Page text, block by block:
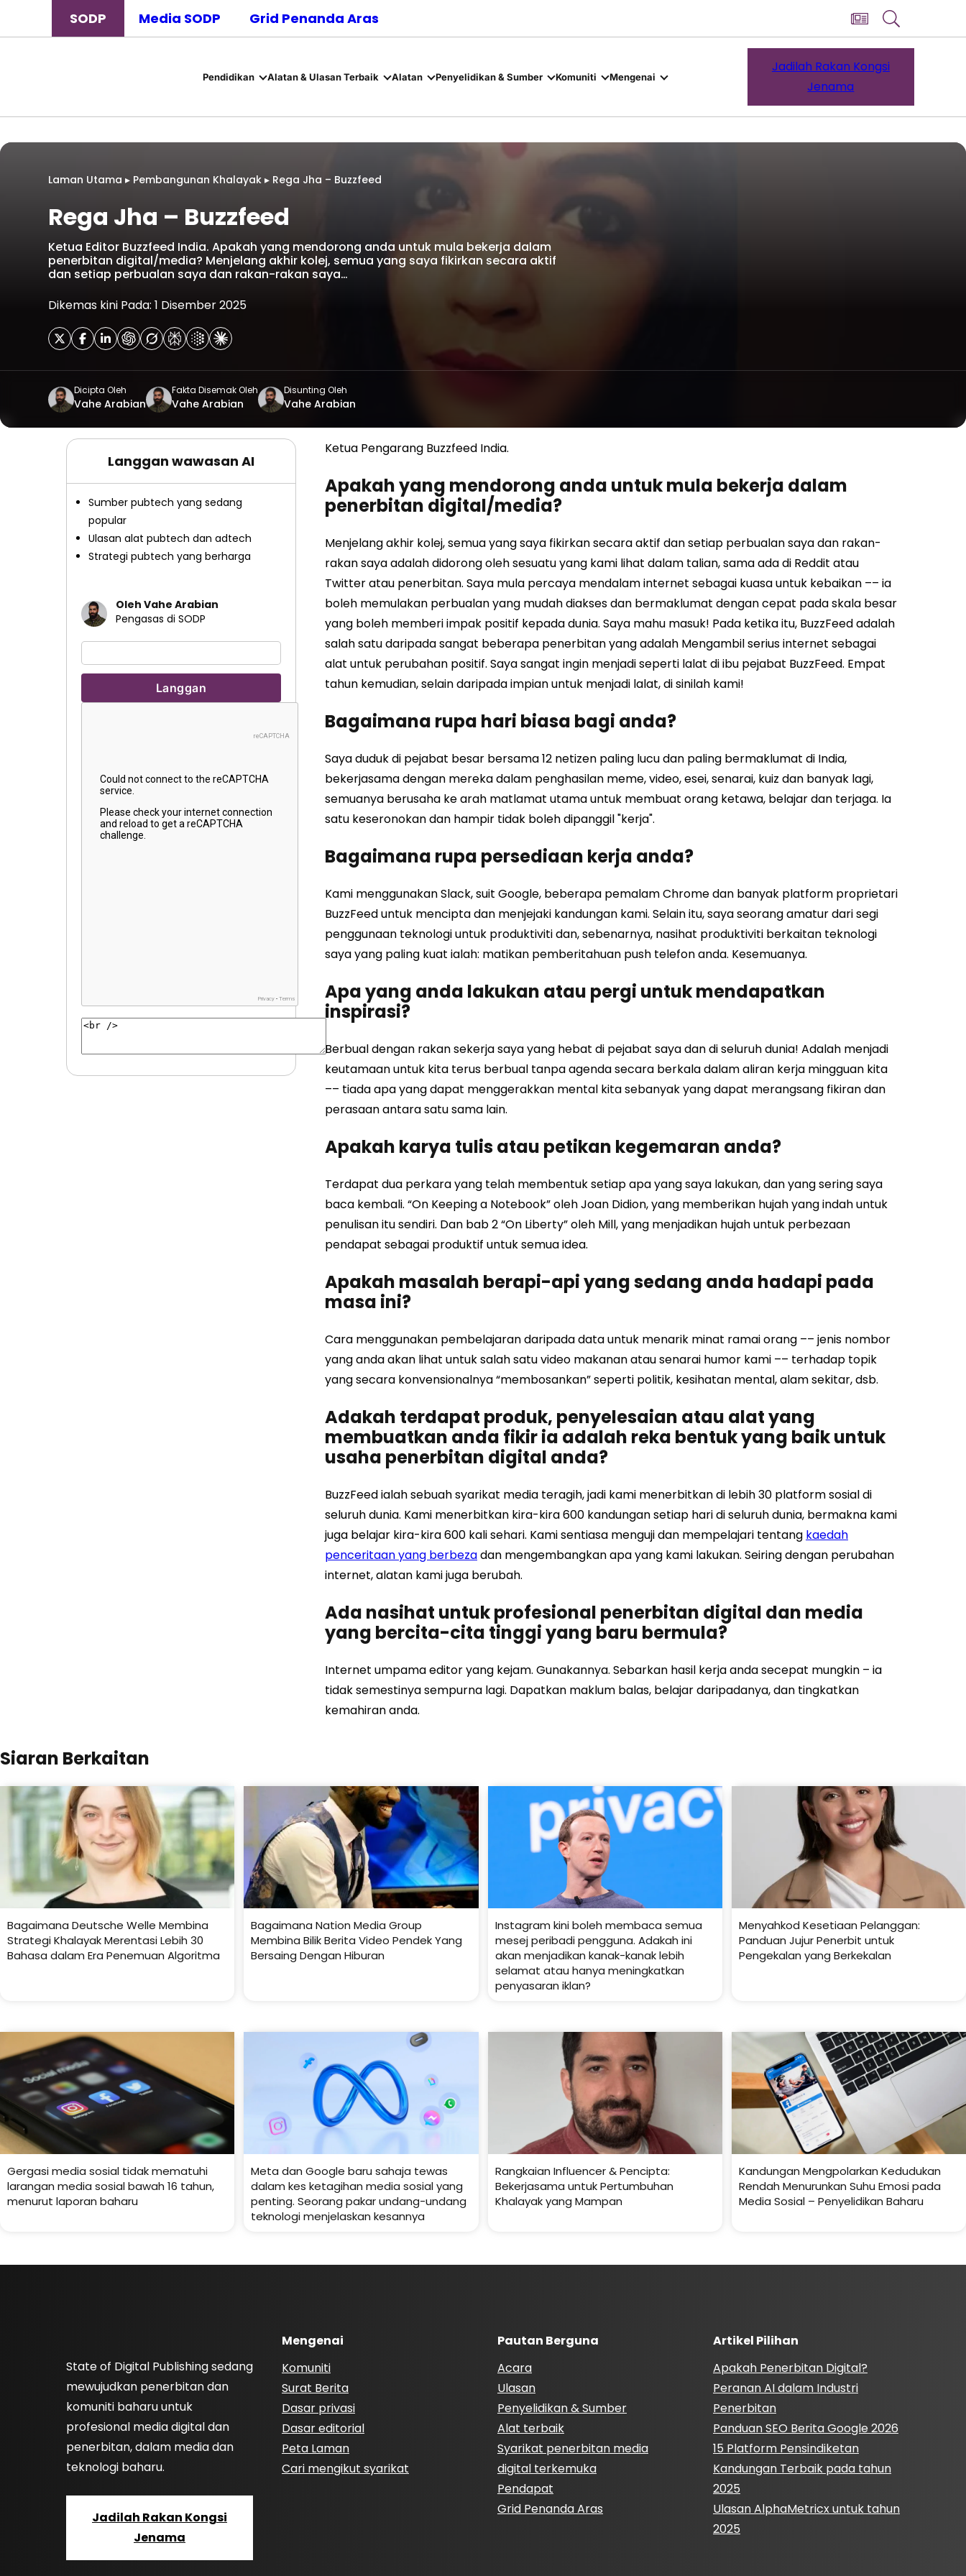
SODP Media SODP Grid Penanda Aras
Pendidikan Alatan & Ulasan Terbaik Alatan Penyelidikan & Sumber Komuniti Mengenai
Jadilah Rakan Kongsi
Jenama
Laman Utama ▸ Pembangunan Khalayak ▸ Rega Jha – Buzzfeed
Rega Jha – Buzzfeed
Ketua Editor Buzzfeed India. Apakah yang mendorong anda untuk mula bekerja dalam
penerbitan digital/media? Menjelang akhir kolej, semua yang saya fikirkan secara aktif
dan setiap perbualan saya dan rakan-rakan saya…
Dikemas kini Pada: 1 Disember 2025
Dicipta Oleh
Vahe Arabian
Fakta Disemak Oleh
Vahe Arabian
Disunting Oleh
Vahe Arabian
Langgan wawasan AI
Sumber pubtech yang sedang
popular
Ulasan alat pubtech dan adtech
Strategi pubtech yang berharga
Oleh Vahe Arabian
Pengasas di SODP
Ketua Pengarang Buzzfeed India.
Apakah yang mendorong anda untuk mula bekerja dalam
penerbitan digital/media?
Menjelang akhir kolej, semua yang saya fikirkan secara aktif dan setiap perbualan saya dan rakan-
rakan sayaadalahdidorong oleh sesuatu yang kami lihat dalam talian, sama ada di Reddit atau
Twitter atau penerbitan. Saya mula percaya mendalaminternet sebagai kuasa untuk kebaikan –– ia
boleh memulakan perbualan yang mudah diakses dan bermaklumat dengan cepat pada skala besar
yang boleh memberi impak positif kepada dunia. Saya mahu masuk! Pada ketika itu, BuzzFeed adalah
salah satu daripadasangat beberapa penerbitan yangadalah Mengambil serius internet sebagai
alat untuk perubahan positif. Saya sangat ingin menjadi seperti lalat di ibu pejabat BuzzFeed. Empat
tahun kemudian, selain daripada impian untuk menjadi lalat, di sinilah kami!
Bagaimana rupa hari biasa bagi anda?
Saya duduk di pejabat besar bersama 12 netizen paling lucu dan paling bermaklumat di India,
bekerjasama dengan mereka dalam penghasilan meme, video, esei, senarai, kuiz dan banyak lagi,
semuanya berusaha ke arah matlamat utama untuk membuat orang ketawa, belajar dan terjaga. Ia
satu keseronokan dan hampir tidak boleh dipanggil "kerja".
Bagaimana rupa persediaan kerja anda?
Kami menggunakan Slack, suit Google, beberapa pemalam Chrome dan banyak platform proprietari
BuzzFeed untuk mencipta dan menjejaki kandungan kami. Selain itu, saya seorang amatur dari segi
penggunaan teknologi untuk produktiviti dan, sebenarnya, nasihat produktiviti berkaitan teknologi
saya yang paling kuat ialah: matikan pemberitahuan push telefon anda. Kesemuanya.
Apa yang anda lakukan atau pergi untuk mendapatkan
inspirasi?
Berbual dengan rakan sekerja saya yang hebat di pejabat saya dan di seluruh dunia! Adalah menjadi
keutamaan untuk kita terus berbual tanpa agenda secara berkala dalam aliran kerja mingguan kita
–– tiada apa yang dapat menggerakkan mental kita sebanyak yang dapat merangsang fikiran dan
perasaan antara satu sama lain.
Apakah karya tulis atau petikan kegemaran anda?
Terdapat dua perkara yang telah membentuk setiap apa yang saya lakukan, dan yang sering saya
baca kembali. “On Keeping a Notebook” oleh Joan Didion, yang memberikan hujah yang indah untuk
penulisan itu sendiri. Dan bab 2 “On Liberty” oleh Mill, yang menjadikan hujah untuk perbezaan
pendapat sebagai produktif untuk semua idea.
Apakah masalah berapi-api yang sedang anda hadapi pada
masa ini?
Cara menggunakan pembelajaran daripada data untuk menarik minat ramai orang –– jenis nombor
yang anda akan lihat untuk salah satu video makanan atau senarai humor kami –– terhadap topik
yang secara konvensionalnya “membosankan” seperti politik, kesihatan mental, alam sekitar, dsb.
Adakah terdapat produk, penyelesaian atau alat yang
membuatkan anda fikir ia adalah reka bentuk yang baik untuk
usaha penerbitan digital anda?
BuzzFeed ialah sebuah syarikat media teragih, jadi kami menerbitkan di lebih 30 platform sosial di
seluruh dunia. Kami menerbitkan kira-kira 600 kandungan setiap hari di seluruh dunia, bermakna kami
juga belajar kira-kira 600 kali sehari. Kami sentiasa menguji dan mempelajari tentang kaedah
penceritaan yang berbezadan mengembangkan apa yang kami lakukan. Seiring dengan perubahan
internet, alatan kami juga berubah.
Ada nasihat untuk profesional penerbitan digital dan media
yang bercita-cita tinggi yang baru bermula?
Internet umpama editor yang kejam. Gunakannya. Sebarkan hasil kerja anda secepat mungkin – ia
tidak semestinya sempurna lagi. Dapatkan maklum balas, belajar daripadanya, dan tingkatkan
kemahiran anda.
Siaran Berkaitan
Bagaimana Deutsche Welle Membina
Strategi Khalayak Merentasi Lebih 30
Bahasa dalam Era Penemuan Algoritma
Bagaimana Nation Media Group
Membina Bilik Berita Video Pendek Yang
Bersaing Dengan Hiburan
Instagram kini boleh membaca semua
mesej peribadi pengguna. Adakah ini
akan menjadikan kanak-kanak lebih
selamat atau hanya meningkatkan
penyasaran iklan?
Menyahkod Kesetiaan Pelanggan:
Panduan Jujur Penerbit untuk
Pengekalan yang Berkekalan
Gergasi media sosial tidak mematuhi
larangan media sosial bawah 16 tahun,
menurut laporan baharu
Meta dan Google baru sahaja tewas
dalam kes ketagihan media sosial yang
penting. Seorang pakar undang-undang
teknologi menjelaskan kesannya
Rangkaian Influencer & Pencipta:
Bekerjasama untuk Pertumbuhan
Khalayak yang Mampan
Kandungan Mengpolarkan Kedudukan
Rendah Menurunkan Suhu Emosi pada
Media Sosial – Penyelidikan Baharu
State of Digital Publishing sedang
mewujudkan penerbitan dan
komuniti baharu untuk
profesional media digital dan
penerbitan, dalam media dan
teknologi baharu.
Jadilah Rakan Kongsi
Jenama
Mengenai
Komuniti
Surat Berita
Dasar privasi
Dasar editorial
Peta Laman
Cari mengikut syarikat
Pautan Berguna
Acara
Ulasan
Penyelidikan & Sumber
Alat terbaik
Syarikat penerbitan media
digital terkemuka
Pendapat
Grid Penanda Aras
Artikel Pilihan
Apakah Penerbitan Digital?
Peranan AI dalam Industri
Penerbitan
Panduan SEO Berita Google 2026
15 Platform Pensindiketan
Kandungan Terbaik pada tahun
2025
Ulasan AlphaMetricx untuk tahun
2025